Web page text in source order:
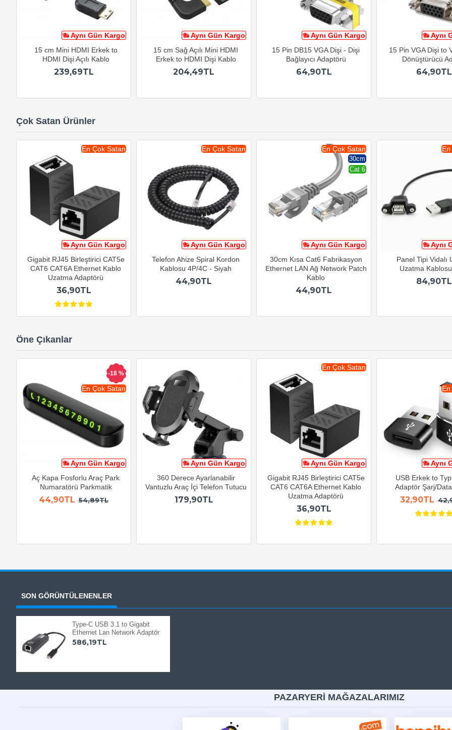
Aynı Gün Kargo
15 cm Mini HDMI Erkek to
HDMI Dişi Açılı Kablo
239,69TL
Aynı Gün Kargo
15 cm Sağ Açılı Mini HDMI
Erkek to HDMI Dişi Kablo
204,49TL
Aynı Gün Kargo
15 Pin DB15 VGA Dişi - Dişi
Bağlayıcı Adaptörü
64,90TL
Aynı
15 Pin VGA Dişi to
Dönüştürücü
64,90TL
Çok Satan Ürünler
Aynı Gün Kargo
En Çok Satan
Gigabit RJ45 Birleştirici CAT5e
CAT6 CAT6A Ethernet Kablo
Uzatma Adaptörü
36,90TL
Aynı Gün Kargo
En Çok Satan
Telefon Ahize Spiral Kordon
Kablosu 4P/4C - Siyah
44,90TL
Aynı Gün Kargo
En Çok Satan
30cm
Cat 6
30cm Kısa Cat6 Fabrikasyon
Ethernet LAN Ağ Network Patch
Kablo
44,90TL
Aynı
Panel Tipi Vidalı
Uzatma
84,90TL
Öne Çıkanlar
Aynı Gün Kargo
En Çok Satan
-18 %
Aç Kapa Fosforlu Araç Park
Numaratörü Parkmatik
44,90TL 54,89TL
Aynı Gün Kargo
360 Derece Ayarlanabilir
Vantuzlu Araç İçi Telefon Tutucu
179,90TL
Aynı Gün Kargo
En Çok Satan
Gigabit RJ45 Birleştirici CAT5e
CAT6 CAT6A Ethernet Kablo
Uzatma Adaptörü
36,90TL
Aynı
USB Erkek to
Adaptör Şarj/
32,90TL
SON GÖRÜNTÜLENENLER
Type-C USB 3.1 to Gigabit
Ethernet Lan Network Adaptör
586,19TL
PAZARYERİ MAĞAZALARIMIZ